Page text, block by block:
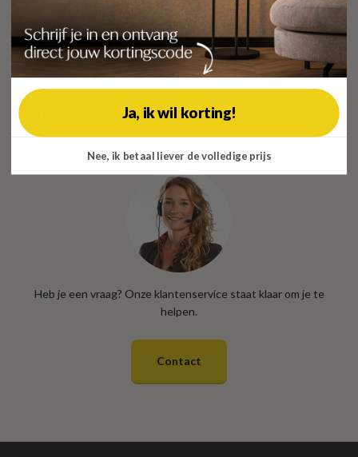
Waarom Meubelista?
Hoe werkt de bezorging?
100% tevredenheidsgarantie
Heb je een vraag? Onze klantenservice staat klaar om je te
helpen.
Contact
Ja, ik wil korting!
Nee, ik betaal liever de volledige prijs